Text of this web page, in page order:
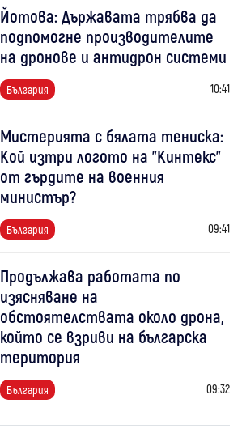
Йотова: Държавата трябва да
подпомогне производителите
на дронове и антидрон системи
България 10:41
Мистерията с бялата тениска:
Кой изтри логото на "Кинтекс"
от гърдите на военния
министър?
България 09:41
Продължава работата по
изясняване на
обстоятелствата около дрона,
който се взриви на българска
територия
България 09:32